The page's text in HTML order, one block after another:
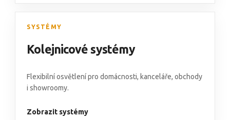
SYSTÉMY
Kolejnicové systémy
Flexibilní osvětlení pro domácnosti, kanceláře, obchody
i showroomy.
Zobrazit systémy